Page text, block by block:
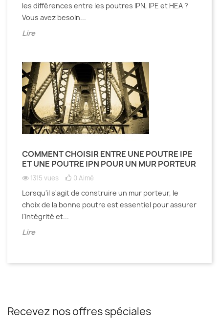
les différences entre les poutres IPN, IPE et HEA ?
Vous avez besoin...
Lire
COMMENT CHOISIR ENTRE UNE POUTRE IPE
ET UNE POUTRE IPN POUR UN MUR PORTEUR
1315 vues 0 Aimé
Lorsqu'il s'agit de construire un mur porteur, le
choix de la bonne poutre est essentiel pour assurer
l'intégrité et...
Lire
Recevez nos offres spéciales